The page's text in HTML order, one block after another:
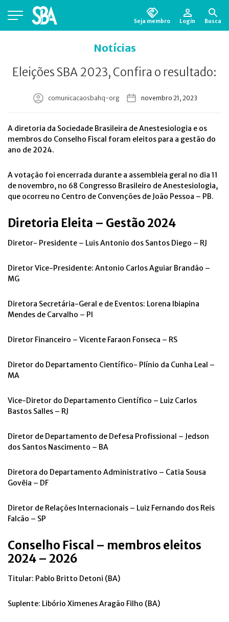
Seja membro Login Busca
Notícias
Eleições SBA 2023, Confira o resultado:
comunicacaosbahq-org novembro 21, 2023
A diretoria da Sociedade Brasileira de Anestesiologia e os
membros do Conselho Fiscal foram eleitos para a gestão do
ano de 2024.
A votação foi encerrada durante a assembleia geral no dia 11
de novembro, no 68 Congresso Brasileiro de Anestesiologia,
que ocorreu no Centro de Convenções de João Pessoa – PB.
Diretoria Eleita – Gestão 2024
Diretor- Presidente – Luis Antonio dos Santos Diego – RJ
Diretor Vice-Presidente: Antonio Carlos Aguiar Brandão –
MG
Diretora Secretária-Geral e de Eventos: Lorena lbiapina
Mendes de Carvalho – PI
Diretor Financeiro – Vicente Faraon Fonseca – RS
Diretor do Departamento Científico- Plínio da Cunha Leal –
MA
Vice-Diretor do Departamento Científico – Luiz Carlos
Bastos Salles – RJ
Diretor de Departamento de Defesa Profissional – Jedson
dos Santos Nascimento – BA
Diretora do Departamento Administrativo – Catia Sousa
Govêia – DF
Diretor de Relações Internacionais – Luiz Fernando dos Reis
Falcão – SP
Conselho Fiscal – membros eleitos
2024 – 2026
Titular: Pablo Britto Detoni (BA)
Suplente: Libório Ximenes Aragão Filho (BA)